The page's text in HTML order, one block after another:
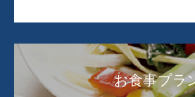
お食事プラ